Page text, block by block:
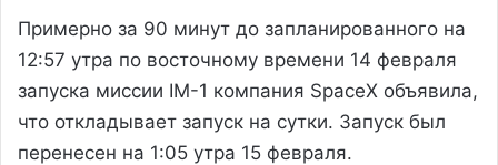
Примерно за 90 минут до запланированного на
12:57 утра по восточному времени 14 февраля
запуска миссии IM-1 компания SpaceX объявила,
что откладывает запуск на сутки. Запуск был
перенесен на 1:05 утра 15 февраля.